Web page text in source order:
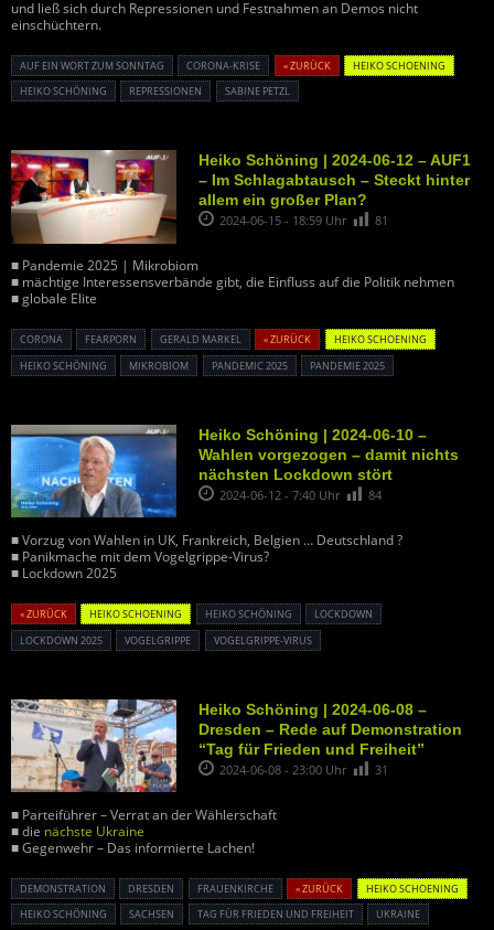
und ließ sich durch Repressionen und Festnahmen an Demos nicht
einschüchtern.
AUF EIN WORT ZUM SONNTAG CORONA-KRISE « ZURÜCK
HEIKO SCHOENING
HEIKO SCHÖNING
REPRESSIONEN SABINE PETZL
Heiko Schöning | 2024-06-12 – AUF1
– Im Schlagabtausch – Steckt hinter
allem ein großer Plan?
2024-06-15 - 18:59 Uhr 81
■ Pandemie 2025 | Mikrobiom
■ mächtige Interessensverbände gibt, die Einfluss auf die Politik nehmen
■ globale Elite
CORONA FEARPORN GERALD MARKEL « ZURÜCK
HEIKO SCHOENING
HEIKO SCHÖNING
MIKROBIOM PANDEMIC 2025 PANDEMIE 2025
Heiko Schöning | 2024-06-10 –
Wahlen vorgezogen – damit nichts
nächsten Lockdown stört
2024-06-12 - 7:40 Uhr 84
■ Vorzug von Wahlen in UK, Frankreich, Belgien … Deutschland ?
■ Panikmache mit dem Vogelgrippe-Virus?
■ Lockdown 2025
« ZURÜCK HEIKO SCHOENING HEIKO SCHÖNING
LOCKDOWN
LOCKDOWN 2025
VOGELGRIPPE VOGELGRIPPE-VIRUS
Heiko Schöning | 2024-06-08 –
Dresden – Rede auf Demonstration
“Tag für Frieden und Freiheit”
2024-06-08 - 23:00 Uhr 31
■ Parteiführer – Verrat an der Wählerschaft
■ die nächste Ukraine
■ Gegenwehr – Das informierte Lachen!
DEMONSTRATION DRESDEN FRAUENKIRCHE « ZURÜCK
HEIKO SCHOENING
HEIKO SCHÖNING
SACHSEN TAG FÜR FRIEDEN UND FREIHEIT UKRAINE